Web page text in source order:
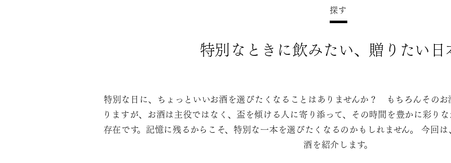
探す
特別なときに飲みたい、贈りたい日
特別な日に、ちょっといいお酒を選びたくなることはありませんか？ もちろんそのお
りますが、お酒は主役ではなく、盃を傾ける人に寄り添って、その時間を豊かに彩り
存在です。記憶に残るからこそ、特別な一本を選びたくなるのかもしれません。 今回
酒を紹介します。